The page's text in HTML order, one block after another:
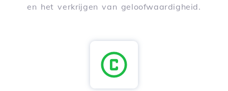
en het verkrijgen van geloofwaardigheid.